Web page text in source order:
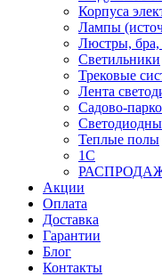
Корпуса
Лампы
Люстры,
Светильники
Трековые
Лента
Садово-
Теплые полы
1С
Акции
Оплата
Доставка
Гарантии
Блог
Контакты